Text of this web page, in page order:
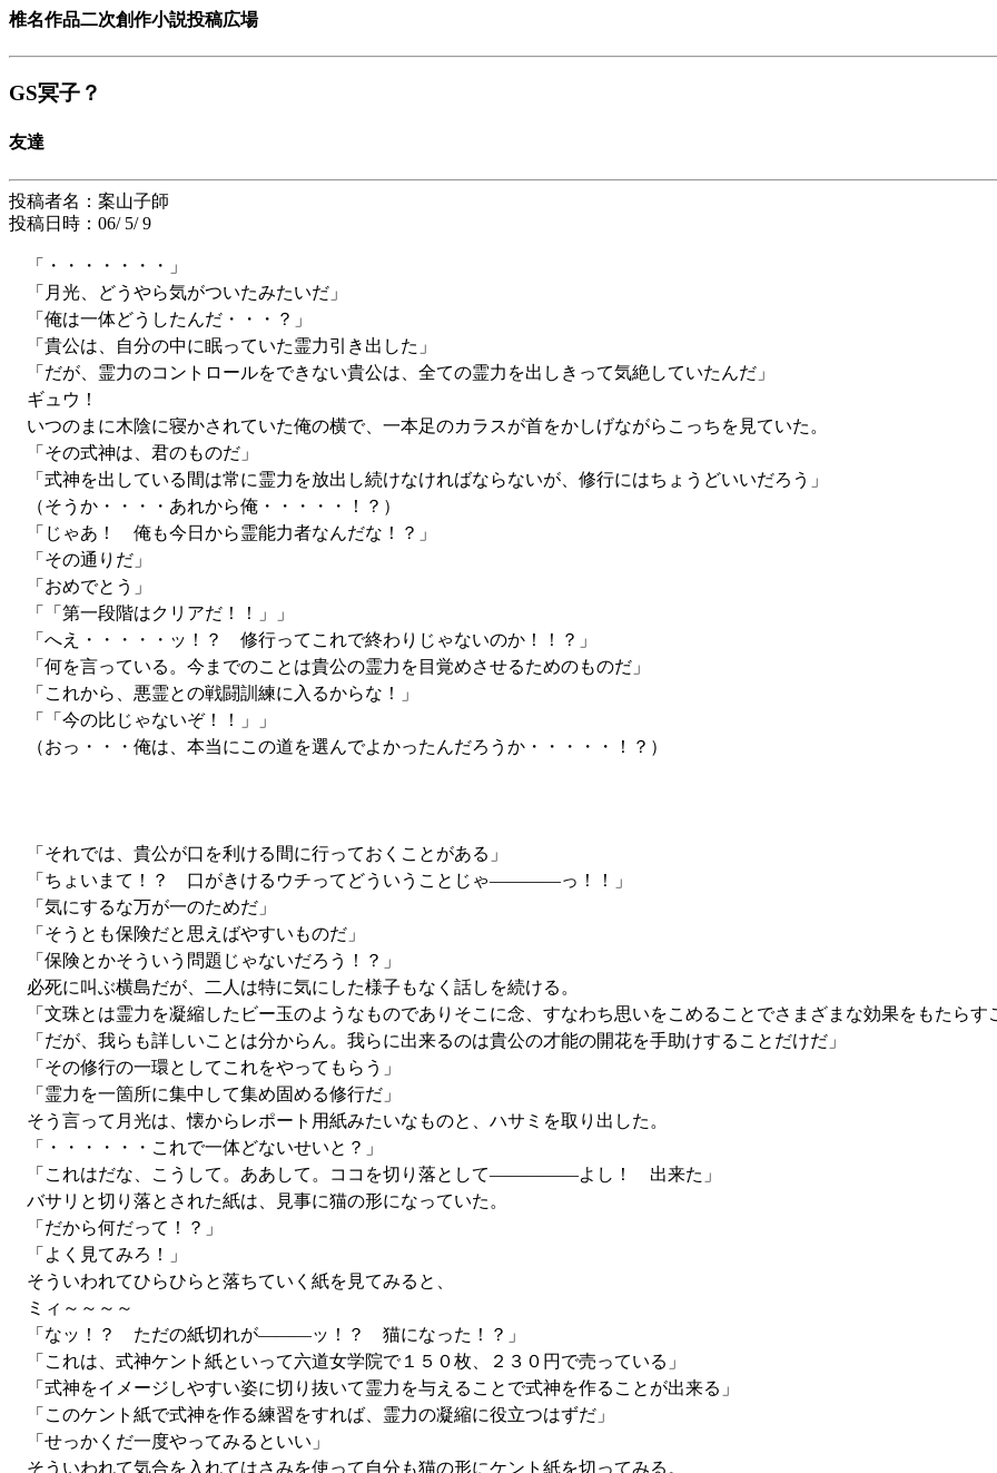
椎名作品二次創作小説投稿広場
GS冥子？
友達
投稿者名：案山子師
投稿日時：06/ 5/ 9
「・・・・・・・」
「月光、どうやら気がついたみたいだ」
「俺は一体どうしたんだ・・・？」
「貴公は、自分の中に眠っていた霊力引き出した」
「だが、霊力のコントロールをできない貴公は、全ての霊力を出しきって気絶していたんだ」
ギュウ！
いつのまに木陰に寝かされていた俺の横で、一本足のカラスが首をかしげながらこっちを見ていた。
「その式神は、君のものだ」
「式神を出している間は常に霊力を放出し続けなければならないが、修行にはちょうどいいだろう」
（そうか・・・・あれから俺・・・・・！？）
「じゃあ！ 俺も今日から霊能力者なんだな！？」
「その通りだ」
「おめでとう」
「「第一段階はクリアだ！！」」
「へえ・・・・・ッ！？ 修行ってこれで終わりじゃないのか！！？」
「何を言っている。今までのことは貴公の霊力を目覚めさせるためのものだ」
「これから、悪霊との戦闘訓練に入るからな！」
「「今の比じゃないぞ！！」」
（おっ・・・俺は、本当にこの道を選んでよかったんだろうか・・・・・！？）
「それでは、貴公が口を利ける間に行っておくことがある」
「ちょいまて！？ 口がきけるウチってどういうことじゃ――――っ！！」
「気にするな万が一のためだ」
「そうとも保険だと思えばやすいものだ」
「保険とかそういう問題じゃないだろう！？」
必死に叫ぶ横島だが、二人は特に気にした様子もなく話しを続ける。
「文珠とは霊力を凝縮したビー玉のようなものでありそこに念、すなわち思いをこめることでさまざまな効果をもたらす
「だが、我らも詳しいことは分からん。我らに出来るのは貴公の才能の開花を手助けすることだけだ」
「その修行の一環としてこれをやってもらう」
「霊力を一箇所に集中して集め固める修行だ」
そう言って月光は、懐からレポート用紙みたいなものと、ハサミを取り出した。
「・・・・・・これで一体どないせいと？」
「これはだな、こうして。ああして。ココを切り落として―――――よし！ 出来た」
バサリと切り落とされた紙は、見事に猫の形になっていた。
「だから何だって！？」
「よく見てみろ！」
そういわれてひらひらと落ちていく紙を見てみると、
ミィ～～～～
「なッ！？ ただの紙切れが―――ッ！？ 猫になった！？」
「これは、式神ケント紙といって六道女学院で１５０枚、２３０円で売っている」
「式神をイメージしやすい姿に切り抜いて霊力を与えることで式神を作ることが出来る」
「このケント紙で式神を作る練習をすれば、霊力の凝縮に役立つはずだ」
「せっかくだ一度やってみるといい」
そういわれて気合を入れてはさみを使って自分も猫の形にケント紙を切ってみる。